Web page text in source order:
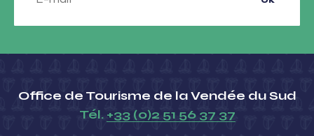
Office de Tourisme de la Vendée du Sud
Tél. +33 (0)2 51 56 37 37